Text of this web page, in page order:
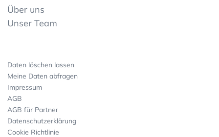
Über uns
Unser Team
Daten löschen lassen
Meine Daten abfragen
Impressum
AGB
AGB für Partner
Datenschutzerklärung
Cookie Richtlinie